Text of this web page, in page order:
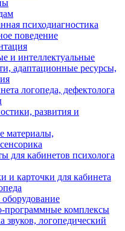
психодиагностика
поведение
и интеллектуальные
адаптационные ресурсы,
логопеда, дефектолога
развития и
материалы,
для кабинетов психолога
и карточки для кабинета
программные комплексы
звуков, логопедический